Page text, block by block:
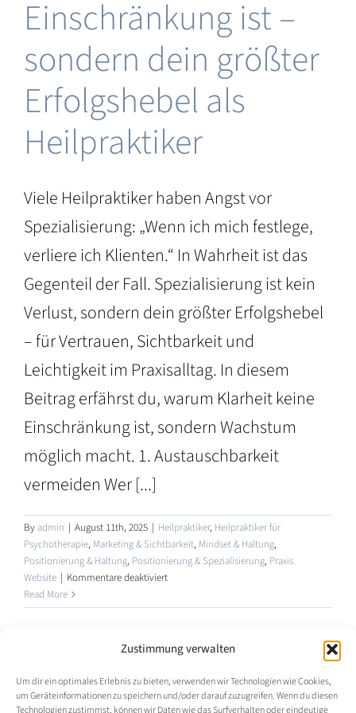
Zustimmung verwalten
Um dir ein optimales Erlebnis zu bieten, verwenden wir Technologien wie Cookies,
um Geräteinformationen zu speichern und/oder darauf zuzugreifen. Wenn du diesen
Technologien zustimmst, können wir Daten wie das Surfverhalten oder eindeutige
Einschränkung ist –
sondern dein größter
Erfolgshebel als
Heilpraktiker
Viele Heilpraktiker haben Angst vor
Spezialisierung: „Wenn ich mich festlege,
verliere ich Klienten.“ In Wahrheit ist das
Gegenteil der Fall. Spezialisierung ist kein
Verlust, sondern dein größter Erfolgshebel
– für Vertrauen, Sichtbarkeit und
Leichtigkeit im Praxisalltag. In diesem
Beitrag erfährst du, warum Klarheit keine
Einschränkung ist, sondern Wachstum
möglich macht. 1. Austauschbarkeit
vermeiden Wer [...]
Byadmin | August 11th, 2025 | Heilpraktiker, Heilpraktiker für
Psychotherapie, Marketing & Sichtbarkeit, Mindset & Haltung,
Positionierung & Haltung, Positionierung & Spezialisierung, Praxis
Website | Kommentare deaktiviertfür
Spezialisierung
Einschränkung
–
sondern
Read More